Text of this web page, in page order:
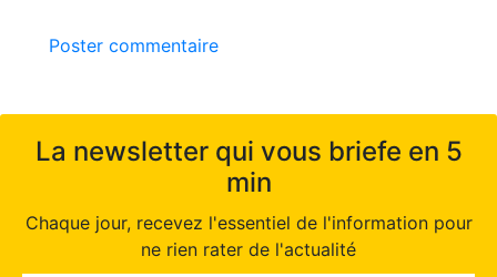
Poster commentaire
La newsletter qui vous briefe en 5
min
Chaque jour, recevez l'essentiel de l'information pour
ne rien rater de l'actualité